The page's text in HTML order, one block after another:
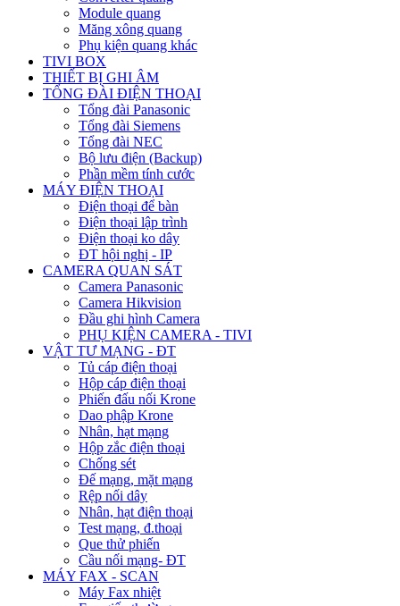
Module quang
Măng xông quang
Phụ kiện quang khác
TIVI BOX
THIẾT BỊ GHI ÂM
TỔNG ĐÀI ĐIỆN THOẠI
Tổng đài Panasonic
Tổng đài Siemens
Tổng đài NEC
Bộ lưu điện (Backup)
Phần mềm tính cước
MÁY ĐIỆN THOẠI
Điện thoại để bàn
Điện thoại lập trình
Điện thoại ko dây
ĐT hội nghị - IP
CAMERA QUAN SÁT
Camera Panasonic
Camera Hikvision
Đầu ghi hình Camera
PHỤ KIỆN CAMERA - TIVI
VẬT TƯ MẠNG - ĐT
Tủ cáp điện thoại
Hộp cáp điện thoại
Phiến đấu nối Krone
Dao phập Krone
Nhân, hạt mạng
Hộp zắc điện thoại
Chống sét
Đế mạng, mặt mạng
Rệp nối dây
Nhân, hạt điện thoại
Test mạng, đ.thoại
Que thử phiến
Cầu nối mạng- ĐT
MÁY FAX - SCAN
Máy Fax nhiệt